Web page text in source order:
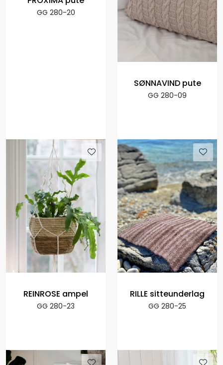
GG 280-20
SØNNAVIND pute
GG 280-09
REINROSE ampel
GG 280-23
RILLE sitteunderlag
GG 280-25